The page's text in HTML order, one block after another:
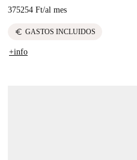
375254 Ft/al mes
euro GASTOS INCLUIDOS
+info